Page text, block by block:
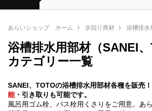
あらいショップ ホーム 水回り商材 浴槽排水
浴槽排水用部材（SANEI
カテゴリー一覧
SANEI、TOTOの浴槽排水用部材各種を販売！
能・引き取りも可能です。
風呂用ゴム栓、バス栓用くさりをご用意。あ